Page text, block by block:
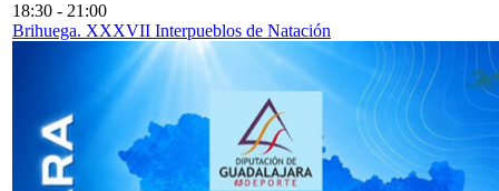
18:30 - 21:00
Brihuega. XXXVII Interpueblos de Natación